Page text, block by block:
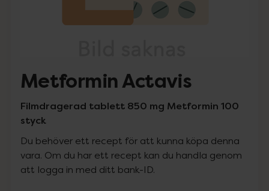
Metformin Actavis
Filmdragerad tablett 850 mg Metformin 100
styck
Du behöver ett recept för att kunna köpa denna
vara. Om du har ett recept kan du handla genom
att logga in med ditt bank-ID.